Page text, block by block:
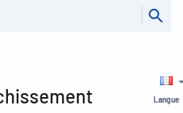
Langue